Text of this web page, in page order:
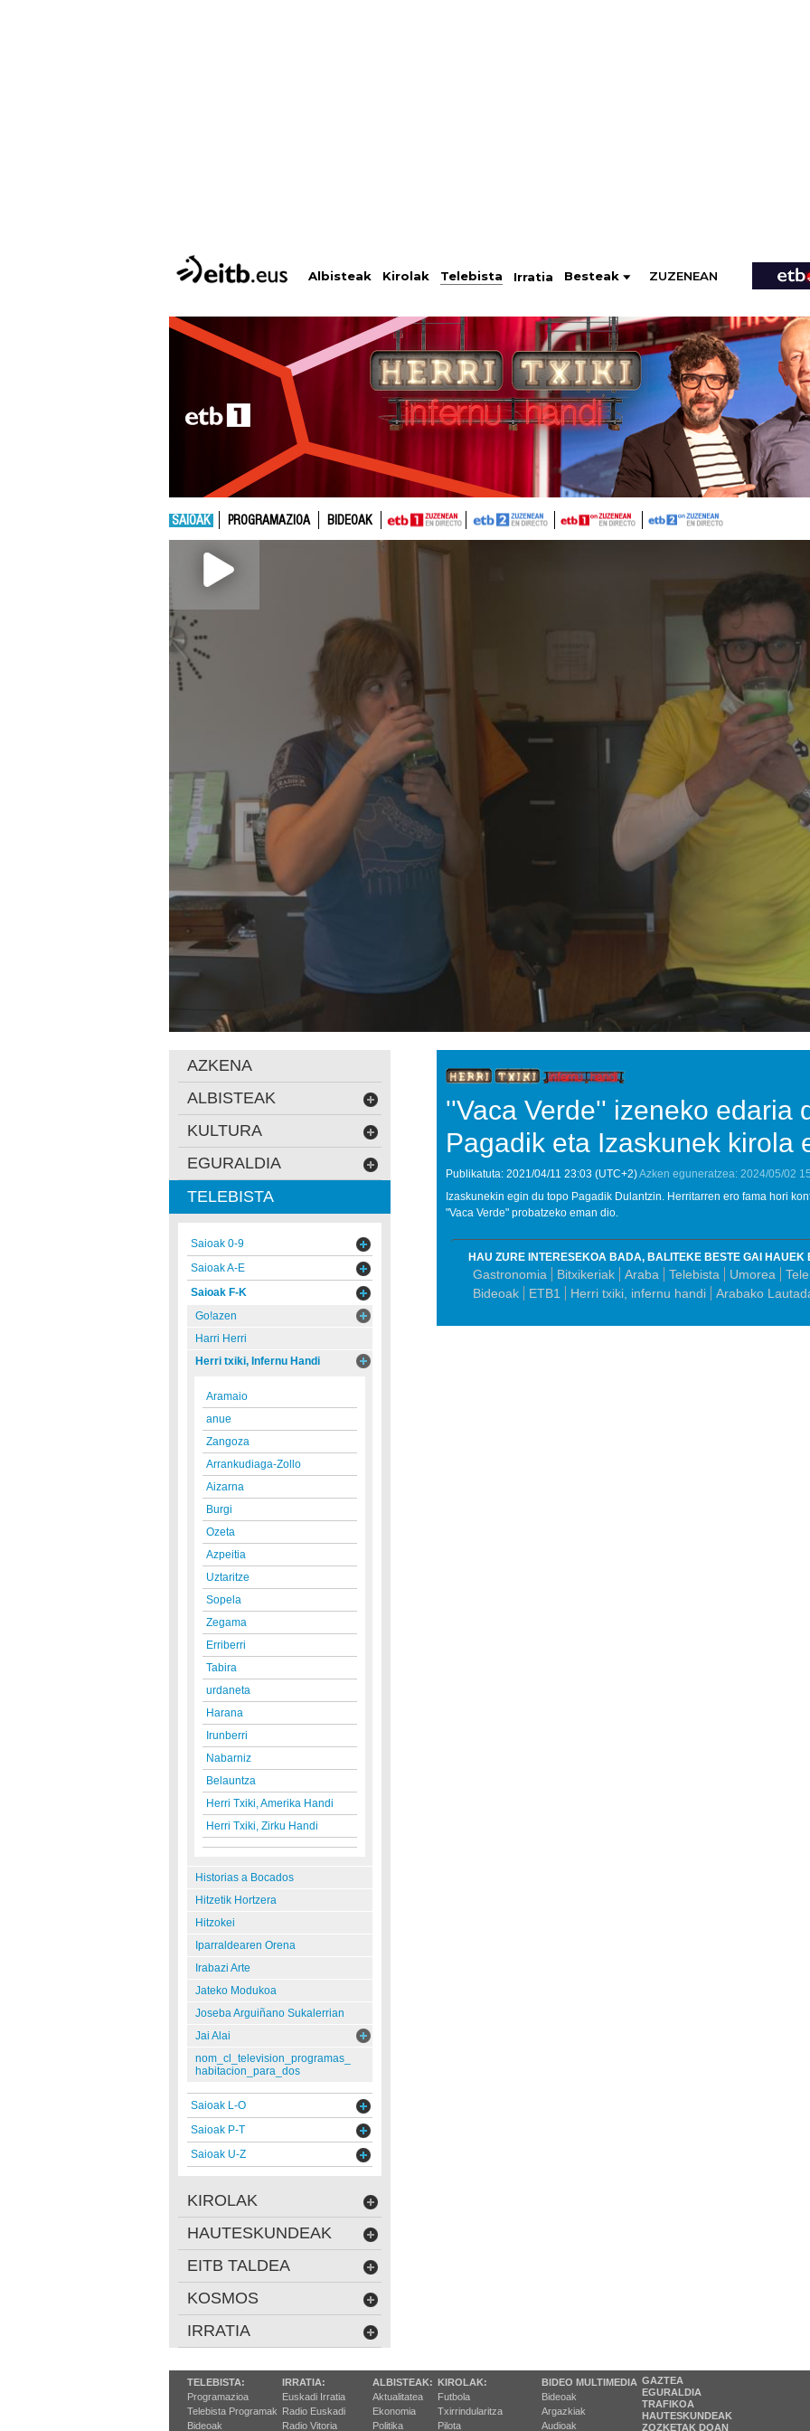
Albisteak Kirolak Telebista Irratia Besteak ZUZENEAN
SAIOAK PROGRAMAZIOA BIDEOAK
''Vaca Verde'' izeneko edaria
Pagadik eta Izaskunek kirola
Publikatuta: 2021/04/11 23:03 (UTC+2)Azken eguneratzea: 2024/05/02
Izaskunekin egin du topo Pagadik Dulantzin. Herritarren ero fama hori
"Vaca Verde" probatzeko eman dio.
HAU ZURE INTERESEKOA BADA, BALITEKE BESTE GAI HAUEK
Gastronomia Bitxikeriak Araba Telebista Umorea
Bideoak
ETB1 Herri txiki, infernu handi Arabako
AZKENA
ALBISTEAK
KULTURA
EGURALDIA
TELEBISTA
Saioak 0-9
Saioak A-E
Saioak F-K
Go!azen
Harri Herri
Herri txiki, Infernu Handi
Aramaio
anue
Zangoza
Arrankudiaga-Zollo
Aizarna
Burgi
Ozeta
Azpeitia
Uztaritze
Sopela
Zegama
Erriberri
Tabira
urdaneta
Harana
Irunberri
Nabarniz
Belauntza
Herri Txiki, Amerika Handi
Herri Txiki, Zirku Handi
Historias a Bocados
Hitzetik Hortzera
Hitzokei
Iparraldearen Orena
Irabazi Arte
Jateko Modukoa
Joseba Arguiñano Sukalerrian
Jai Alai
nom_cl_television_programas_
habitacion_para_dos
Saioak L-O
Saioak P-T
Saioak U-Z
KIROLAK
HAUTESKUNDEAK
EITB TALDEA
KOSMOS
IRRATIA
TELEBISTA:
Programazioa
Telebista Programak
Bideoak
IRRATIA:
Euskadi Irratia
Radio Euskadi
Radio Vitoria
ALBISTEAK:
Aktualitatea
Ekonomia
Politika
KIROLAK:
Futbola
Txirrindularitza
Pilota
BIDEO MULTIMEDIA
Bideoak
Argazkiak
Audioak
GAZTEA
EGURALDIA
TRAFIKOA
HAUTESKUNDEAK
ZOZKETAK DOAN